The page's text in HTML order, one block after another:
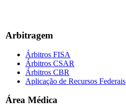
Arbitragem
Árbitros FISA
Árbitros CSAR
Árbitros CBR
Aplicação de Recursos Federais
Área Médica